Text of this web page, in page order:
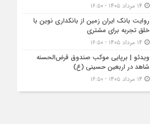
روایت بانک ایران زمین از بانکداری نوین با
خلق تجربه برای مشتری
ویدئو | برپایی موکب صندوق قرض‌الحسنه
شاهد در اربعین حسینی (ع)